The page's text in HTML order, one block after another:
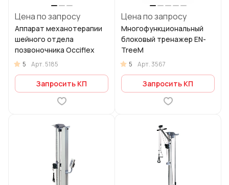
Цена по запросу
Аппарат механотерапии
шейного отдела
позвоночника Occiflex
5 Арт. 5185
Запросить КП
Цена по запросу
Многофункциональный
блоковый тренажер EN-
TreeM
5 Арт.3567
Запросить КП